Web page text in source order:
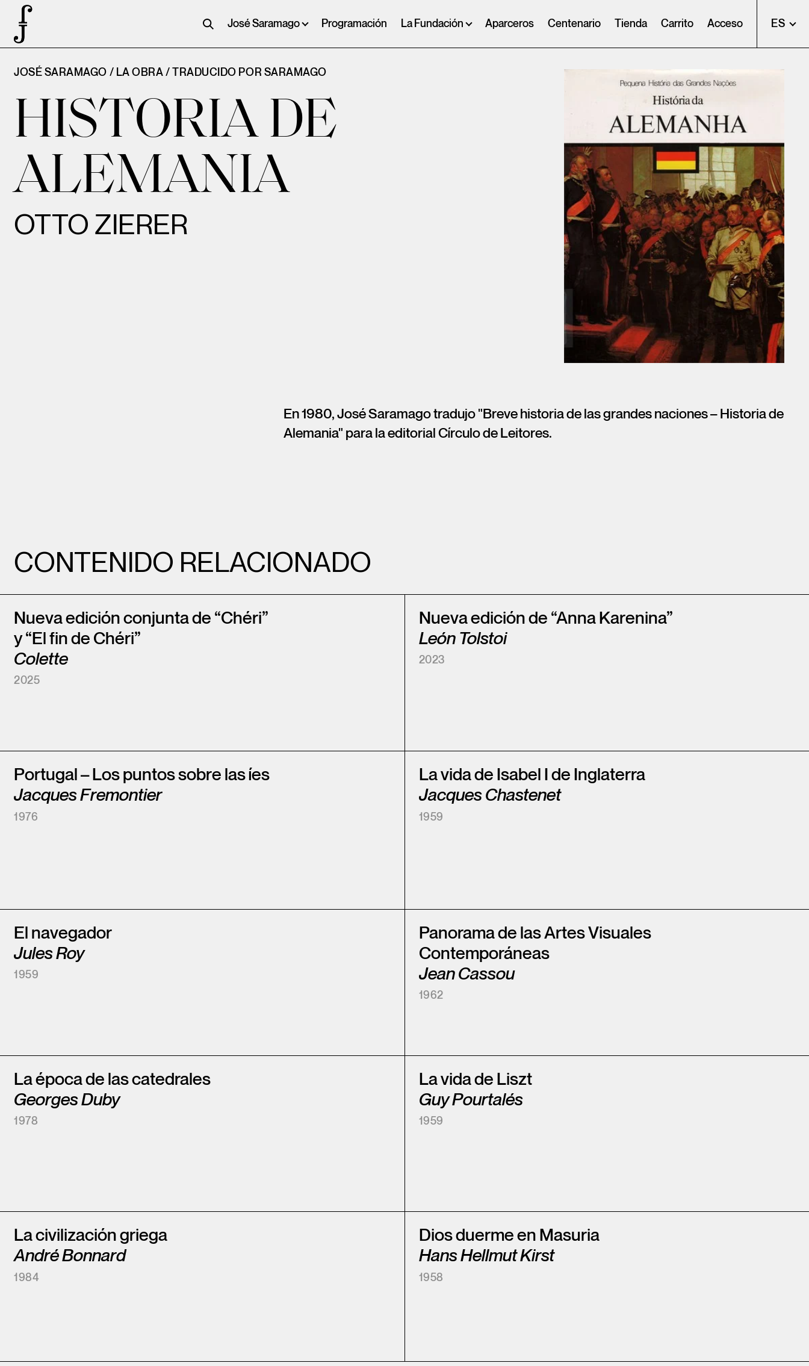
José Saramago Programación La Fundación Aparceros Centenario Tienda Carrito Acceso ES
JOSÉ SARAMAGO / LA OBRA /TRADUCIDO POR SARAMAGO
HISTORIA DE
ALEMANIA
OTTO ZIERER
En 1980, José Saramago tradujo "Breve historia de las grandes naciones – Historia de
Alemania" para la editorial Círculo de Leitores.
CONTENIDO RELACIONADO
Nueva edición conjunta de “Chéri”
y “El fin de Chéri”
Colette
2025
Nueva edición de “Anna Karenina”
León Tolstoi
2023
Portugal – Los puntos sobre las íes
Jacques Fremontier
1976
La vida de Isabel I de Inglaterra
Jacques Chastenet
1959
El navegador
Jules Roy
1959
Panorama de las Artes Visuales
Contemporáneas
Jean Cassou
1962
La época de las catedrales
Georges Duby
1978
La vida de Liszt
Guy Pourtalés
1959
La civilización griega
André Bonnard
1984
Dios duerme en Masuria
Hans Hellmut Kirst
1958